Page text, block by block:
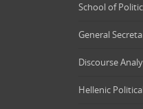
School of
General
Discourse
Hellenic